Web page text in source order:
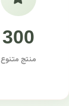
300
منتج متنوع